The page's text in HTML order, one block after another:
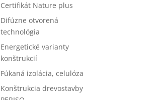
Certifikát Nature plus
Difúzne otvorená
technológia
Energetické varianty
konštrukcií
Fúkaná izolácia, celulóza
Konštrukcia drevostavby